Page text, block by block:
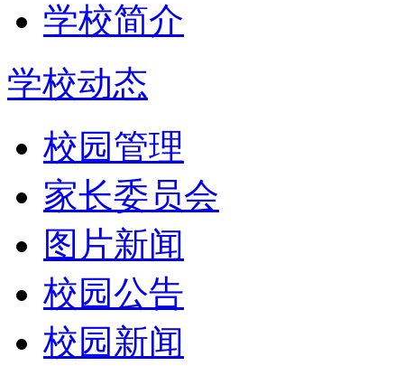
学校简介
学校动态
校园管理
家长委员会
图片新闻
校园公告
校园新闻